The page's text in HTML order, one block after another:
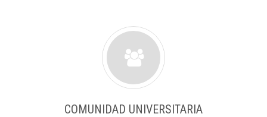
COMUNIDAD UNIVERSITARIA